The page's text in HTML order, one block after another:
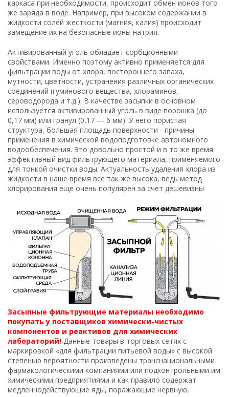
каркаса при необходимости, происходит обмен ионов того
же заряда в воде. Например, при высоком содержании в
жидкости солей жесткости (магния, калия) происходит
замещение их на безопасные ионы натрия.
Активированный уголь обладает сорбционными
свойствами. Именно поэтому активно применяется для
фильтрации воды от хлора, постороннего запаха,
мутности, цветности, устранения различных органических
соединений (гуминового вещества, хлораминов,
сероводорода и т.д.). В качестве засыпки в основном
используется активированный уголь в виде порошка (до
0,17 мм) или гранул (0,17 — 6 мм). У него пористая
структура, большая площадь поверхности - причины
применения в химической водоподготовке автономного
водообеспечения. Это довольно простой и в то же время
эффективный вид фильтрующего материала, применяемого
для тонкой очистки воды. Актуальность удаления хлора из
жидкости в наше время все так же высока, ведь метод
хлорирования еще очень популярен за счет дешевизны
Засыпные фильтрующие материалы необходимо
покупать у поставщиков химически-чистых
компонентов и реактивов для химических
лабораторий! Данные товары в торговых сетях с
маркировкой «для фильтрации питьевой воды» с высокой
степенью вероятности произведены транснациональными
фармакологическими компаниями или подконтрольными им
химическими предприятиями и как правило содержат
медленнодействующие яды, поражающие нервную,